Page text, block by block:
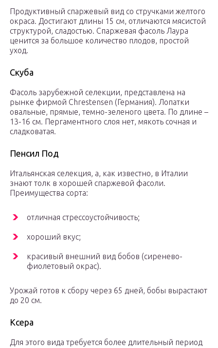
Продуктивный спаржевый вид со стручками желтого
окраса. Достигают длины 15 см, отличаются мясистой
структурой, сладостью. Спаржевая фасоль Лаура
ценится за большое количество плодов, простой
уход.
Скуба
Фасоль зарубежной селекции, представлена на
рынке фирмой Chrestensen (Германия). Лопатки
овальные, прямые, темно-зеленого цвета. По длине –
13-16 см. Пергаментного слоя нет, мякоть сочная и
сладковатая.
Пенсил Под
Итальянская селекция, а, как известно, в Италии
знают толк в хорошей спаржевой фасоли.
Преимущества сорта:
отличная стрессоустойчивость;
хороший вкус;
красивый внешний вид бобов (сиренево-
фиолетовый окрас).
Урожай готов к сбору через 65 дней, бобы вырастают
до 20 см.
Ксера
Для этого вида требуется более длительный период